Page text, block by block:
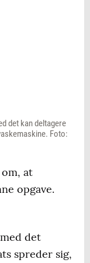
det kan deltagere
Foto:
at
opgave.
det
spreder sig,